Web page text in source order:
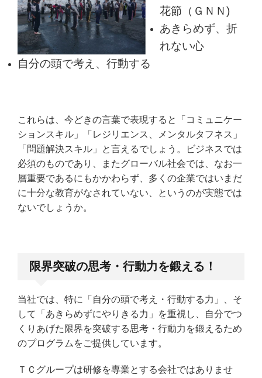
花節（ＧＮＮ)
あきらめず、折
れない心
自分の頭で考え、行動する
これらは、今どきの言葉で表現すると「コミュニケー
ションスキル」「レジリエンス、メンタルタフネス」
「問題解決スキル」と言えるでしょう。ビジネスでは
必須のものであり、またグローバル社会では、なお一
層重要であるにもかかわらず、多くの企業ではいまだ
に十分な教育がなされていない、というのが実態では
ないでしょうか。
限界突破の思考・行動力を鍛える！
当社では、特に「自分の頭で考え・行動する力」、そ
して「あきらめずにやりきる力」を重視し、自分でつ
くりあげた限界を突破する思考・行動力を鍛えるため
のプログラムをご提供しています。
ＴＣグループは研修を専業とする会社ではありませ